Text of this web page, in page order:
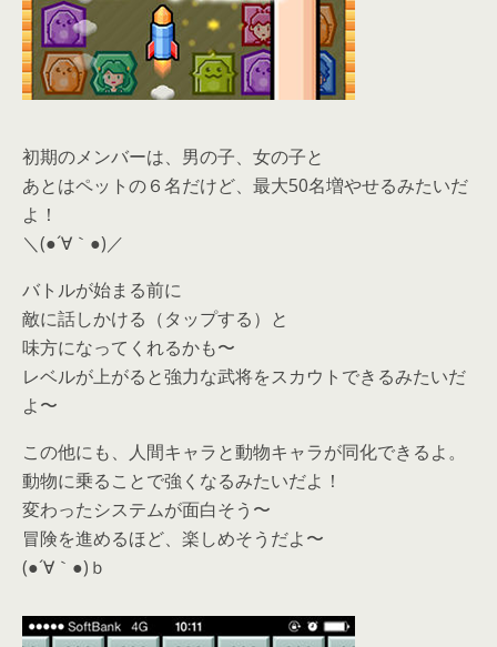
初期のメンバーは、男の子、女の子と
あとはペットの６名だけど、最大50名増やせるみたいだ
よ！
＼(●´∀｀●)／
バトルが始まる前に
敵に話しかける（タップする）と
味方になってくれるかも〜
レベルが上がると強力な武将をスカウトできるみたいだ
よ〜
この他にも、人間キャラと動物キャラが同化できるよ。
動物に乗ることで強くなるみたいだよ！
変わったシステムが面白そう〜
冒険を進めるほど、楽しめそうだよ〜
(●´∀｀●)ｂ